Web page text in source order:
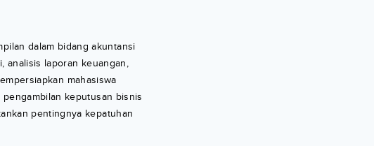
dalam bidang akuntansi
analisis laporan keuangan,
mahasiswa
keputusan bisnis
pentingnya kepatuhan